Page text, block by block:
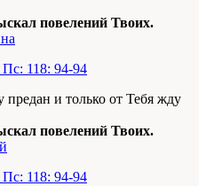
повелений Твоих.
Пс: 118: 94-94
предан и только от Тебя жду
повелений Твоих.
Пс: 118: 94-94